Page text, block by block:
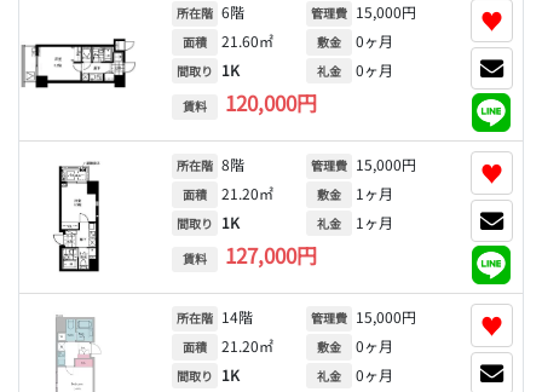
所在階 6階
面積 21.60㎡
間取り 1K
賃料 120,000円
管理費 15,000円
敷金 0ヶ月
礼金 0ヶ月
♥
所在階 8階
面積 21.20㎡
間取り 1K
賃料 127,000円
管理費 15,000円
敷金 1ヶ月
礼金 1ヶ月
♥
所在階 14階
面積 21.20㎡
間取り 1K
管理費 15,000円
敷金 0ヶ月
礼金 0ヶ月
♥